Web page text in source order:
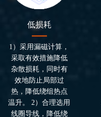
低损耗
1）采用漏磁计算，
采取有效措施降低
杂散损耗，同时有
效地防止局部过
热，降低绕组热点
温升。 2）合理选用
线圈导线，降低绕